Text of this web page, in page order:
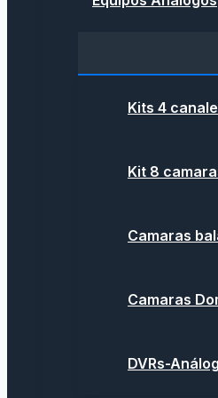
Kits 4
Kit 8
Camaras
Camaras
DVRs-